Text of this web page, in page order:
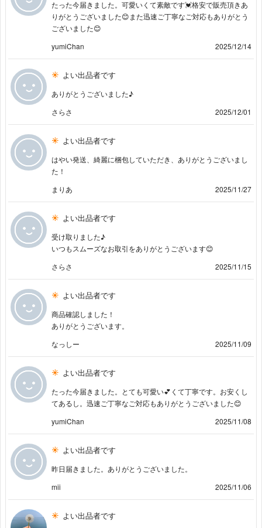
たった今届きました。可愛いくて素敵です💓格安で販売頂きあ
りがとうございました😊また迅速ご丁寧なご対応もありがとう
ございました😊
yumiChan
2025/12/14
よい出品者です
ありがとうございました♪
さらさ
2025/12/01
よい出品者です
はやい発送、綺麗に梱包していただき、ありがとうございまし
た！
まりあ
2025/11/27
よい出品者です
受け取りました♪
いつもスムーズなお取引をありがとうございます😊
さらさ
2025/11/15
よい出品者です
商品確認しました！
ありがとうございます。
なっしー
2025/11/09
よい出品者です
たった今届きました。とても可愛い💕くて丁寧です。お安くし
てあるし。迅速ご丁寧なご対応もありがとうございました😊
yumiChan
2025/11/08
よい出品者です
昨日届きました。ありがとうございました。
mii
2025/11/06
よい出品者です